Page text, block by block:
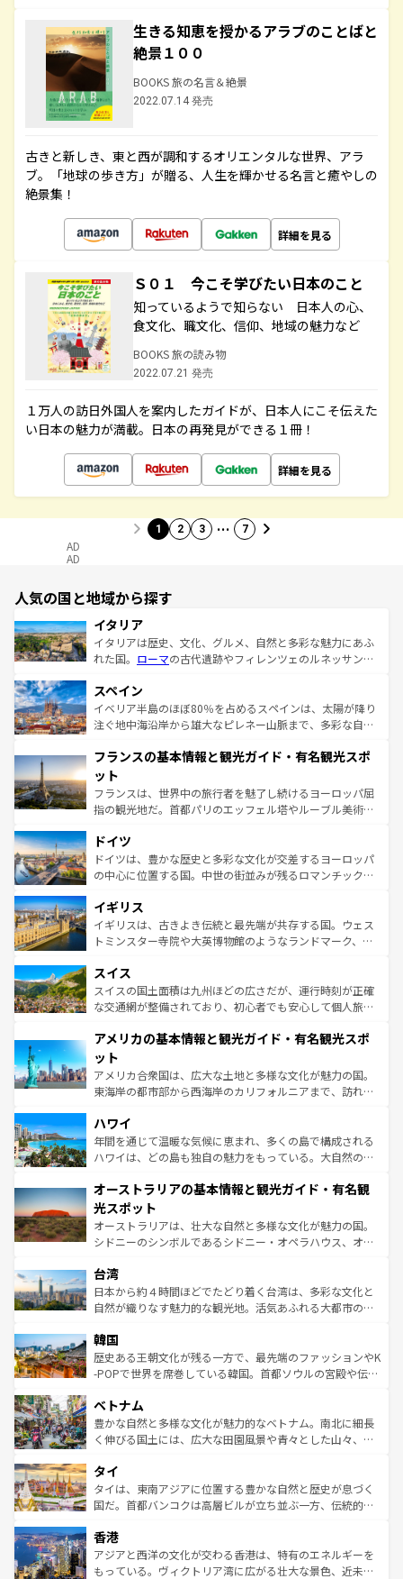
生きる知恵を授かるアラブのことばと
絶景１００
BOOKS 旅の名言＆絶景
2022.07.14 発売
古きと新しき、東と西が調和するオリエンタルな世界、アラ
ブ。「地球の歩き方」が贈る、人生を輝かせる名言と癒やしの
絶景集！
詳細を見る
Ｓ０１ 今こそ学びたい日本のこと
知っているようで知らない 日本人の心、
食文化、職文化、信仰、地域の魅力など
BOOKS 旅の読み物
2022.07.21 発売
１万人の訪日外国人を案内したガイドが、日本人にこそ伝えた
い日本の魅力が満載。日本の再発見ができる１冊！
詳細を見る
1 2 3 … 7
AD
AD
人気の国と地域から探す
イタリア
イタリアは歴史、文化、グルメ、自然と多彩な魅力にあふ
れた国。 ローマの古代遺跡やフィレンツェのルネッサンス
ろん、トスカーナの美しい田園風景やアマルフィ海岸の絶
景など、自然景観も見逃せない。観光の合間には、本場の
ピザやパスタなど、絶品のイタリア料理を堪能することも
ませてくれるイタリアで、忘れられない旅をしてみよう！
なお、新着のイタリア情報は
しい。
スペイン
イベリア半島のほぼ80％を占めるスペインは、太陽が降り
注ぐ地中海沿岸から雄大なピレネー山脈まで、多彩な自然
文化が根付くこの国では、情熱的なフラメンコ、熱気あふ
れる闘牛、そして美味しいタパスが生活の一部となってい
る。首都マドリードの洗練された雰囲気や、バルセロナの
アートに溢れた街角から、地方では古代ローマ遺跡や中世
せる。地方によって風土や気候が異なるスペインはその個
性で訪れる人を魅了する。 なお、新着のスペイン情報は コ
ンテンツ一覧を参照してほしい。
フランスの基本情報と観光ガイド・有名観光スポ
ット
フランスは、世界中の旅行者を魅了し続けるヨーロッパ屈
指の観光地だ。首都パリのエッフェル塔やルーブル美術館
で、幅広い魅力が詰まっている。華麗な宮殿、歴史的な大
聖堂、美しいビーチ、そして豊かな自然が、訪れる者を心
から魅了する。また、フランスは美食の国としても知ら
いる。シャンパンの発祥地であるランス、プロヴァンスの
香り高いラベンダー畑など、多彩な楽しみ方が可能だ。さ
らに、パリ以外の地域にも魅力が溢れており、どの街角に
れる地方に足を運ぶとそれぞれで全く異なる文化を体験で
きるだろう。 なお、新着のフランス情報はコンテンツ一覧
を参照してほしい。
ドイツ
ドイツは、豊かな歴史と多彩な文化が交差するヨーロッパ
の中心に位置する国。中世の街並みが残るロマンチック街
顔を持つこの国は、どこを歩いても飽きることがない。ベ
ルリンの文化的活気、バイエルン州のアルプスの絶景、そ
してライン川沿いのワイン畑といった風景は必見。ビール
は、お酒好きな人にはぜひ体験してほしい。 なお、新着の
ドイツ情報はコンテンツ一覧を参照してほしい。
イギリス
イギリスは、古きよき伝統と最先端が共存する国。ウェス
トミンスター寺院や大英博物館のようなランドマーク、歴
リアごとに異なる魅力がある。また、優雅なアフタヌーン
ティー、ビール好きにはたまらない英国パブ、サッカー観
戦など、本場だからこそできる体験も豊富。イギリスを旅
ンツ一覧を参照してほしい。
スイス
スイスの国土面積は九州ほどの広さだが、運行時刻が正確
な交通網が整備されており、初心者でも安心して個人旅行
の建物がそのまま残る町や、スイスならではのユニークな
博物館もあり、アルプス観光だけでなく町歩きも満喫する
ことができる。国民の所得が高いため物価も高いが、旅行
者向けの交通パス提供のサービスもあり、うまく活用すれ
着のスイス情報は
アメリカの基本情報と観光ガイド・有名観光スポ
ット
アメリカ合衆国は、広大な土地と多様な文化が魅力の国。
東海岸の都市部から西海岸のカリフォルニアまで、訪れる
のような巨大都市は、観光、ショッピング、エンターテイ
ンメントが詰まった刺激的なスポットだ。一方、アメリカ
西部には大自然が広がり、グランドキャニオンやイエロー
部のニューオーリンズでは、音楽と美食が融合した独特の
文化が魅力。旅行者はアメリカの各地域で異なる魅力を楽
しみながら、その多様性と豊かな歴史を感じることができ
るだろう。車でのロードトリップや列車の旅も、アメリカ
情報は
ハワイ
年間を通じて温暖な気候に恵まれ、多くの島で構成される
ハワイは、どの島も独自の魅力をもっている。大自然の神
ワイ島は見逃せない。また、定番の観光地といえばオアフ
島だが、静かな自然を求めるならマウイ島やカウアイ島が
おすすめ。エメラルドグリーンに輝く海をはじめ、豊かな
文化や歴史が息づいている。「アロハスピリット」と呼ば
人々、おいしいローカルフードやハワイアンミュージッ
ク、伝統的なフラダンスなど、すべてがハワイの魅力を彩
っている。訪れるたびに新しい発見と感動が待っているハ
はコンテンツ一覧
オーストラリアの基本情報と観光ガイド・有名観
光スポット
オーストラリアは、壮大な自然と多様な文化が魅力の国。
シドニーのシンボルであるシドニー・オペラハウス、オー
リアリーフや大陸中央部にそびえるウルル（エアーズロッ
ク）、タスマニアの美しい原生林やケアンズの熱帯雨林な
ど、見どころがたくさん。また、カフェやワイン、オージ
いる。アクティビティも充実しており、サーフィンやダイ
ビング、ハイキングなど、アウトドア好きにはたまらな
い。オーストラリアの多彩な魅力を存分に味わいつくそ
参照してほしい。
台湾
日本から約４時間ほどでたどり着く台湾は、多彩な文化と
自然が織りなす魅力的な観光地。活気あふれる大都市の台
ン）、静ひつな山岳地帯である台湾東部など、都市の喧騒
と山間の静けさが共存しており、訪れる人に新しい発見と
驚きをもたらしてくれる。また、奥深い台湾の食文化も魅
容にもいいと評判のスイーツなど、バラエティ豊かな料理
が味わえる。 なお、新着の台湾情報は コンテンツ一覧を参
照してほしい。
韓国
歴史ある王朝文化が残る一方で、最先端のファッションやK
-POPで世界を席巻している韓国。首都ソウルの宮殿や伝統
き、地方に足を延ばせば四季折々の自然美を楽しむことが
できる。そして、キムチや焼肉、絶品のストリートフード
まで、さまざまな韓国料理が待っている。夜には、韓国な
リティに包まれながら、韓国の多彩な魅力を心ゆくまで味
わってみてほしい。 なお、新着の韓国情報はコンテンツ一
覧を参照してほしい。
ベトナム
豊かな自然と多様な文化が魅力的なベトナム。南北に細長
く伸びる国土には、広大な田園風景や青々とした山々、世
急速な発展と共に伝統が息づく。ハノイの古い町並みやホ
ーチミン市のフランス統治時代の建物も、独特の雰囲気を
醸し出している。また、バラエティの豊かさとおいしさで
とつ。フォーやバインミー、ベトナムコーヒーなどは、ぜ
ひ現地で味わいたい。どの地域を訪れてもあたたかい人々
が旅行者を迎えてくれるので、きっと忘れられない旅にな
タイ
タイは、東南アジアに位置する豊かな自然と歴史が息づく
国だ。首都バンコクは高層ビルが立ち並ぶ一方、伝統的な
の活気が交差している。北部ではチェンマイなどの山岳地
帯で自然と触れ合い、南部ではプーケットやクラビの美し
いビーチでリゾート気分を楽しむことができる。タイ料理
香港
アジアと西洋の文化が交わる香港は、特有のエネルギーを
もっている。ヴィクトリア湾に広がる壮大な景色、近未来